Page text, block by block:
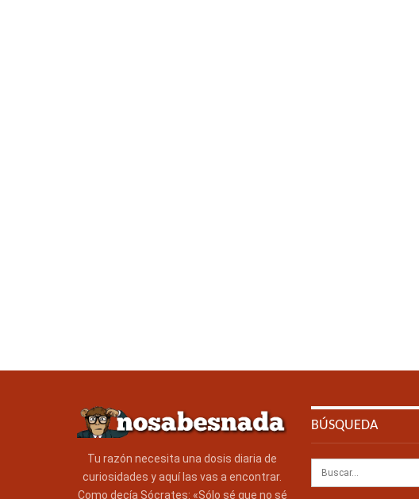
Tu razón necesita una dosis diaria de
curiosidades y aquí las vas a encontrar.
Como decía Sócrates: «Sólo sé que no sé
BÚSQUEDA